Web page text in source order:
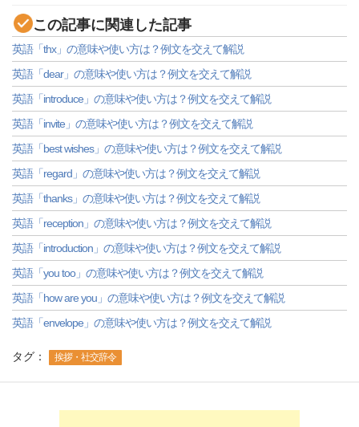
この記事に関連した記事
英語「thx」の意味や使い方は？例文を交えて解説
英語「dear」の意味や使い方は？例文を交えて解説
英語「introduce」の意味や使い方は？例文を交えて解説
英語「invite」の意味や使い方は？例文を交えて解説
英語「best wishes」の意味や使い方は？例文を交えて解説
英語「regard」の意味や使い方は？例文を交えて解説
英語「thanks」の意味や使い方は？例文を交えて解説
英語「reception」の意味や使い方は？例文を交えて解説
英語「introduction」の意味や使い方は？例文を交えて解説
英語「you too」の意味や使い方は？例文を交えて解説
英語「how are you」の意味や使い方は？例文を交えて解説
英語「envelope」の意味や使い方は？例文を交えて解説
タグ： 挨拶・社交辞令